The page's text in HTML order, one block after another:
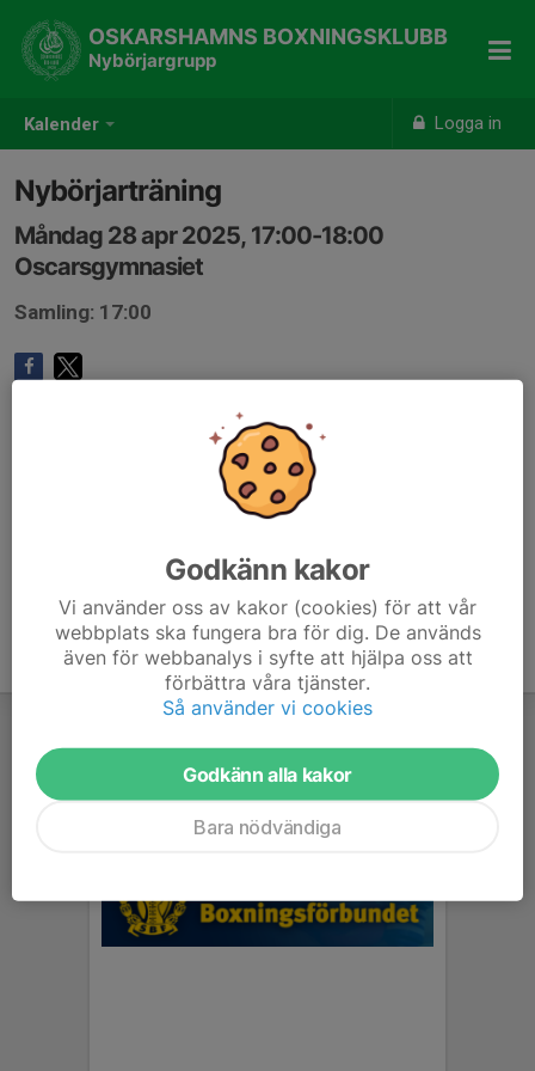
Kalender Logga in
OSKARSHAMNS BOXNINGSKLUBB
Nybörjargrupp
Nybörjarträning
Måndag 28 apr 2025, 17:00-18:00
Oscarsgymnasiet
Samling: 17:00
Godkänn kakor
Vi använder oss av kakor (cookies) för att vår
webbplats ska fungera bra för dig. De används
även för webbanalys i syfte att hjälpa oss att
förbättra våra tjänster.
Så använder vi cookies
Godkänn alla kakor
Bara nödvändiga